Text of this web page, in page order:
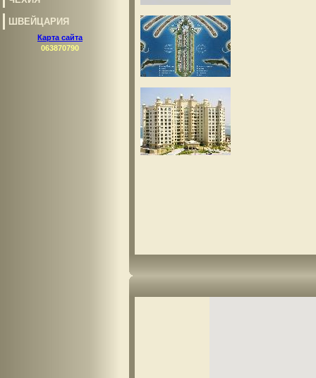
ШВЕЙЦАРИЯ
Карта сайта
063870790